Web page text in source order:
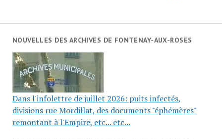
NOUVELLES DES ARCHIVES DE FONTENAY-AUX-ROSES
Dans l'infolettre de juillet 2026: puits infectés,
divisions rue Mordillat, des documents "éphémères"
remontant à l'Empire, etc... etc...